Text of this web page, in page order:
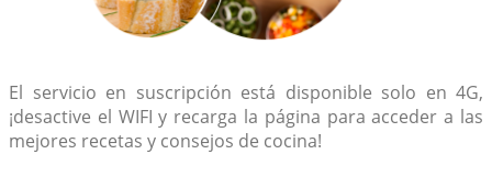
El servicio en suscripción está disponible solo en 4G,
¡desactive el WIFI y recarga la página para acceder a las
mejores recetas y consejos de cocina!